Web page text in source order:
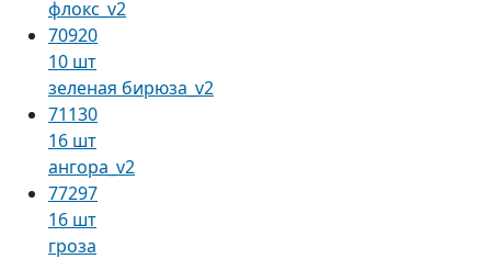
флокс_v2
70920
10 шт
зеленая бирюза_v2
71130
16 шт
ангора_v2
77297
16 шт
гроза